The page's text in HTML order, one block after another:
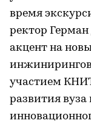
время
ректор Герман
акцент на
участием
развития